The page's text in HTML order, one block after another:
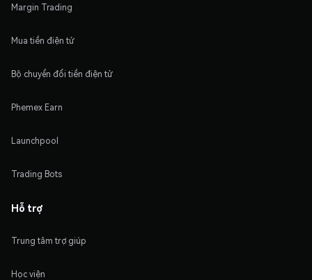
Margin Trading
Mua tiền điện tử
Bộ chuyển đổi tiền điện tử
Phemex Earn
Launchpool
Trading Bots
Hỗ trợ
Trung tâm trợ giúp
Học viện